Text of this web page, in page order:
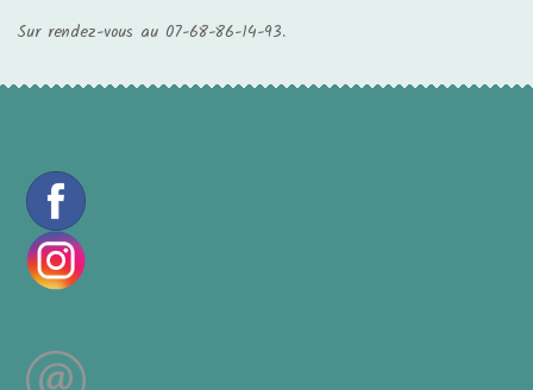
Sur rendez-vous au 07-68-86-14-93.